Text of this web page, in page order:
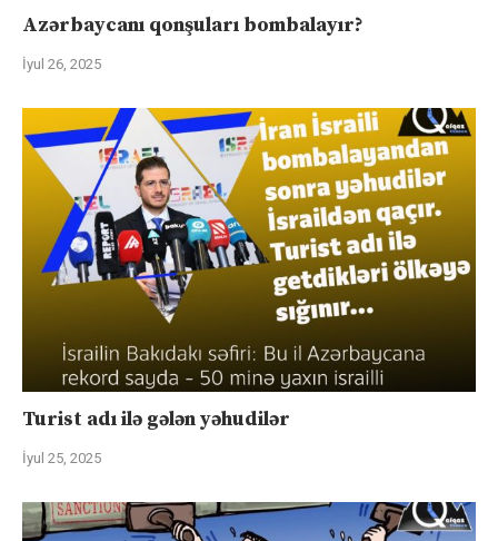
Azərbaycanı qonşuları bombalayır?
İyul 26, 2025
Turist adı ilə gələn yəhudilər
İyul 25, 2025